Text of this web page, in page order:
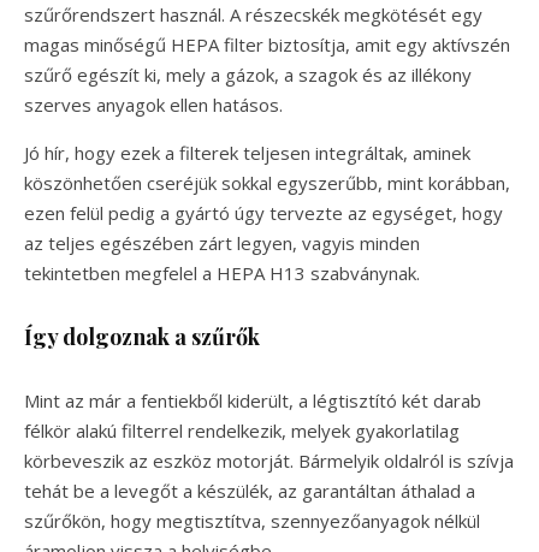
szűrőrendszert használ. A részecskék megkötését egy
magas minőségű HEPA filter biztosítja, amit egy aktívszén
szűrő egészít ki, mely a gázok, a szagok és az illékony
szerves anyagok ellen hatásos.
Jó hír, hogy ezek a filterek teljesen integráltak, aminek
köszönhetően cseréjük sokkal egyszerűbb, mint korábban,
ezen felül pedig a gyártó úgy tervezte az egységet, hogy
az teljes egészében zárt legyen, vagyis minden
tekintetben megfelel a HEPA H13 szabványnak.
Így dolgoznak a szűrők
Mint az már a fentiekből kiderült, a légtisztító két darab
félkör alakú filterrel rendelkezik, melyek gyakorlatilag
körbeveszik az eszköz motorját. Bármelyik oldalról is szívja
tehát be a levegőt a készülék, az garantáltan áthalad a
szűrőkön, hogy megtisztítva, szennyezőanyagok nélkül